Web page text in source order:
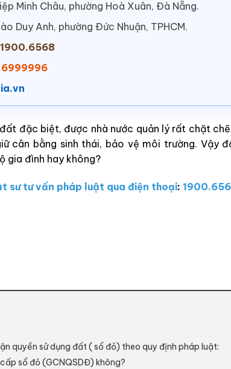
Minh Châu, phường Hoà Xuân, Đà Nẵng.
Duy Anh, phường Đức Nhuận, TPHCM.
1900.6568
đặc biệt, được nhà nước quản lý rất chặt
cân bằng sinh thái, bảo vệ môi trường. Vậy
gia đình hay không?
sư tư vấn pháp luật qua điện thoại:
quyền sử dụng đất ( sổ đỏ) theo quy định pháp luật:
sổ đỏ (GCNQSDĐ) không?